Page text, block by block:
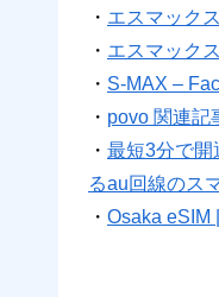
・ エスマック
・ エスマック
・ S-MAX –
・ povo 関連記
・ 最短3分で開
るau回線のス
・ Osaka eSIM